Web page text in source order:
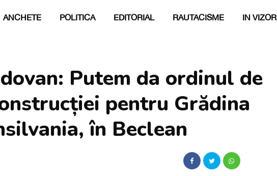
ANCHETE POLITICA EDITORIAL RAUTACISME IN VIZOR
Putem da ordinul de
pentru Grădina
în Beclean